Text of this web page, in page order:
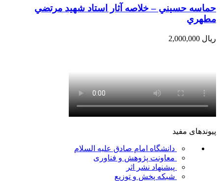
حماسه حسيني – خلاصه آثار استاد شهيد مرتضي
مطهري
ریال
پیوندهای مفید
دانشگاه امام صادق علیه السلام
معاونت پژوهش و فناوری
پیشنهاد نشر اثر
شبکه پخش و توزیع